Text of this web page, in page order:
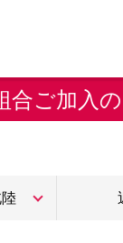
合ご加入